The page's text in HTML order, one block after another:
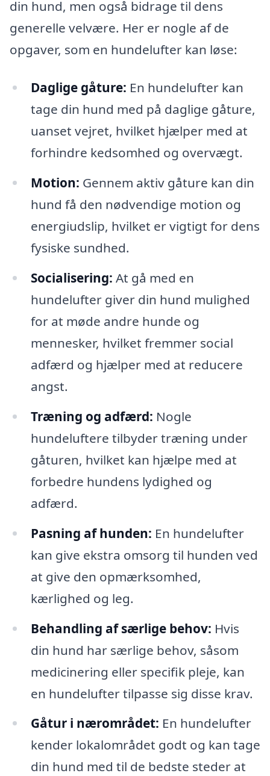
din hund, men også bidrage til dens
generelle velvære. Her er nogle af de
opgaver, som en hundelufter kan løse:
Daglige gåture: En hundelufter kan
tage din hund med på daglige gåture,
uanset vejret, hvilket hjælper med at
forhindre kedsomhed og overvægt.
Motion: Gennem aktiv gåture kan din
hund få den nødvendige motion og
energiudslip, hvilket er vigtigt for dens
fysiske sundhed.
Socialisering: At gå med en
hundelufter giver din hund mulighed
for at møde andre hunde og
mennesker, hvilket fremmer social
adfærd og hjælper med at reducere
angst.
Træning og adfærd: Nogle
hundeluftere tilbyder træning under
gåturen, hvilket kan hjælpe med at
forbedre hundens lydighed og
adfærd.
Pasning af hunden: En hundelufter
kan give ekstra omsorg til hunden ved
at give den opmærksomhed,
kærlighed og leg.
Behandling af særlige behov: Hvis
din hund har særlige behov, såsom
medicinering eller specifik pleje, kan
en hundelufter tilpasse sig disse krav.
Gåtur i nærområdet: En hundelufter
kender lokalområdet godt og kan tage
din hund med til de bedste steder at